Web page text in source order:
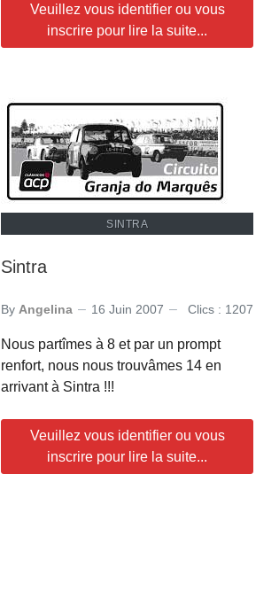
Veuillez vous identifier ou vous
inscrire pour lire la suite...
SINTRA
Sintra
By Angelina 16 Juin 2007 Clics : 1207
Nous partîmes à 8 et par un prompt
renfort, nous nous trouvâmes 14 en
arrivant à Sintra !!!
Veuillez vous identifier ou vous
inscrire pour lire la suite...